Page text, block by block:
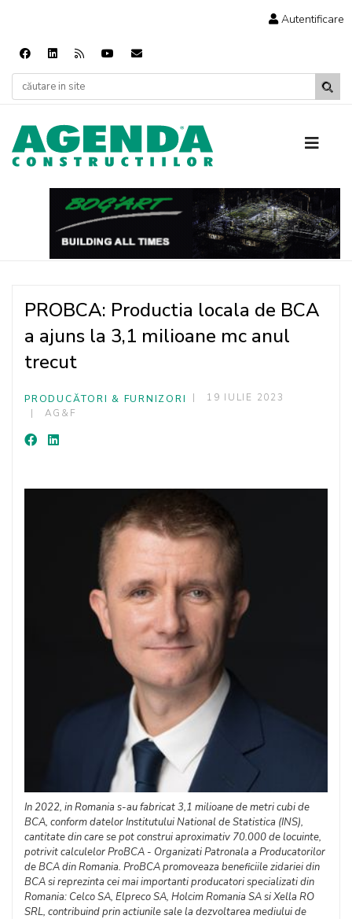
Autentificare
PROBCA: Productia locala de BCA
a ajuns la 3,1 milioane mc anul
trecut
PRODUCĂTORI & FURNIZORI
19 IULIE 2023
AG&F
In 2022, in Romania s-au fabricat 3,1 milioane de metri cubi de
BCA, conform datelor Institutului National de Statistica (INS),
cantitate din care se pot construi aproximativ 70.000 de locuinte,
potrivit calculelor ProBCA - Organizati Patronala a Producatorilor
de BCA din Romania. ProBCA promoveaza beneficiile zidariei din
BCA si reprezinta cei mai importanti producatori specializati din
Romania: Celco SA, Elpreco SA, Holcim Romania SA si Xella RO
SRL, contribuind prin actiunile sale la dezvoltarea mediului de